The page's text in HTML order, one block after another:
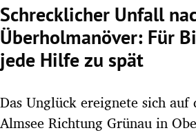
Untermenü
Schrecklicher Unfall
Überholmanöver: Für
jede Hilfe zu spät
Das Unglück ereignete sich
Almsee Richtung Grünau in